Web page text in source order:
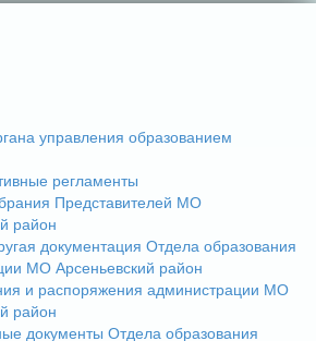
управления образованием
регламенты
Представителей МО
район
документация Отдела образования
МО Арсеньевский район
и распоряжения администрации МО
район
документы Отдела образования